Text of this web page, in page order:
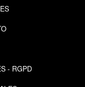
- RGPD